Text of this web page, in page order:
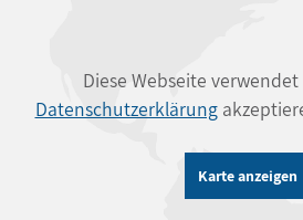
Diese Webseite
Datenschutzerklärung
Karte anzeigen